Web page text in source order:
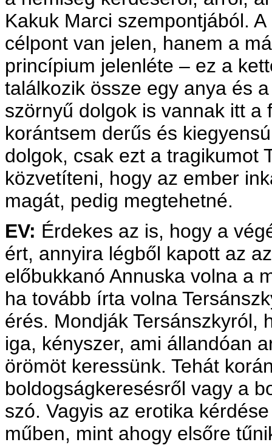
Kakuk Marci szempontjából.
célpont van jelen, hanem a
princípium jelenléte – ez a
találkozik össze egy anya és
szörnyű dolgok is vannak itt
korántsem derűs és
dolgok, csak ezt a tragikumot
közvetíteni, hogy az ember
magát, pedig megtehetné.
EV: Érdekes az is, hogy a
ért, annyira légből kapott az
előbukkanó Annuska volna a
ha tovább írta volna
érés. Mondják Tersánszkyról,
iga, kényszer, ami állandóan
örömöt keressünk. Tehát
boldogságkeresésről vagy a
szó. Vagyis az erotika
műben, mint ahogy elsőre